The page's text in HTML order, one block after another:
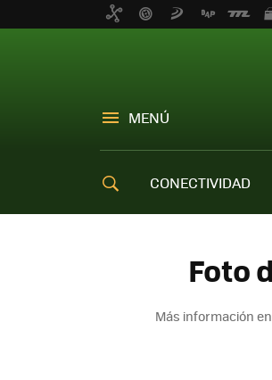
MENÚ
CONECTIVIDAD
Foto
Más información